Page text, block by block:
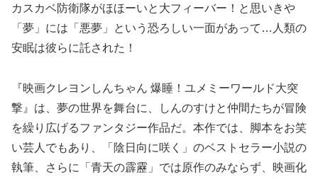
カスカベ防衛隊がほほーいと大フィーバー！と思いきや
「夢」には「悪夢」という恐ろしい一面があって…人類の
安眠は彼らに託された！
『映画クレヨンしんちゃん 爆睡！ユメミーワールド大突
撃』は、夢の世界を舞台に、しんのすけと仲間たちが冒険
を繰り広げるファンタジー作品だ。本作では、脚本をお笑
い芸人でもあり、「陰日向に咲く」のベストセラー小説の
執筆、さらに「青天の霹靂」では原作のみならず、映画化